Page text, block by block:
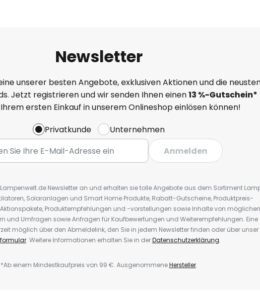
Newsletter
unserer besten Angebote, exklusiven Aktionen und die
Jetzt registrieren und wir senden Ihnen einen13 %-Gutschein*
ersten Einkauf in unserem Onlineshop einlösen können!
Privatkunde
Unternehmen
Anmelden
Newsletter an und erhalten sie tolle Angebote aus dem Sortiment
Solaranlagen und Smart Home Produkte, Rabatt-Gutscheine, Produktpreis-
Produktempfehlungen und -vorstellungen sowie Inhalte von möglichen
und Umfragen sowie Anfragen für Kaufbewertungen und Weiterempfehlungen. Eine
möglich über den Abmeldelink, den Sie in jedem Newsletter finden oder über unser
. Weitere Informationen erhalten Sie in derDatenschutzerklärung.
*Ab einem Mindestkaufpreis von 99 €. AusgenommeneHersteller.